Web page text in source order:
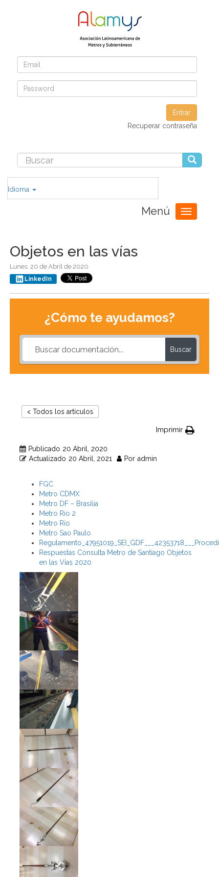
Entrar
Recuperar contraseña
Idioma
Menú
Toggle
navigation
Objetos en las vías
Lunes, 20 de Abril de 2020
LinkedIn
¿Cómo te ayudamos?
Buscar
< Todos los artículos
Imprimir
Publicado 20 Abril, 2020
Actualizado 20 Abril, 2021 Por admin
FGC
Metro CDMX
Metro DF – Brasilia
Metro Rio 2
Metro Rio
Metro Sao Paulo
Respuestas Consulta Metro de Santiago Objetos
en las Vías 2020